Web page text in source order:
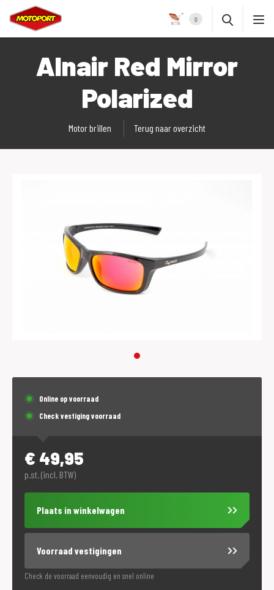
0
Alnair Red Mirror
Polarized
Motor brillen Terug naar overzicht
Online op voorraad
Check vestiging voorraad
€ 49,95
p.st. (incl. BTW)
Plaats in winkelwagen
Voorraad vestigingen
Check de voorraad eenvoudig en snel online